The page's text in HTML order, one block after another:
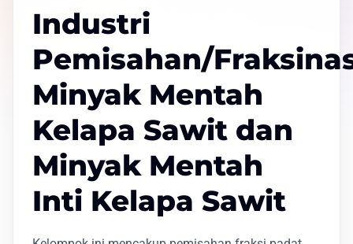
Industri
Pemisahan/
Minyak Mentah
Kelapa Sawit dan
Minyak Mentah
Inti Kelapa Sawit